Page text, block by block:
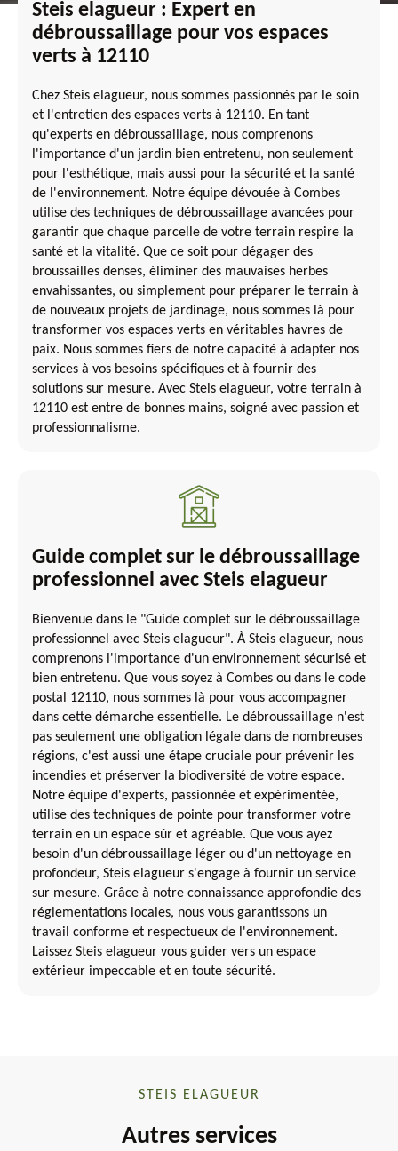
Steis elagueur : Expert en
débroussaillage pour vos espaces
verts à 12110
Chez Steis elagueur, nous sommes passionnés par le soin
et l'entretien des espaces verts à 12110. En tant
qu'experts en débroussaillage, nous comprenons
l'importance d'un jardin bien entretenu, non seulement
pour l'esthétique, mais aussi pour la sécurité et la santé
de l'environnement. Notre équipe dévouée à Combes
utilise des techniques de débroussaillage avancées pour
garantir que chaque parcelle de votre terrain respire la
santé et la vitalité. Que ce soit pour dégager des
broussailles denses, éliminer des mauvaises herbes
envahissantes, ou simplement pour préparer le terrain à
de nouveaux projets de jardinage, nous sommes là pour
transformer vos espaces verts en véritables havres de
paix. Nous sommes fiers de notre capacité à adapter nos
services à vos besoins spécifiques et à fournir des
solutions sur mesure. Avec Steis elagueur, votre terrain à
12110 est entre de bonnes mains, soigné avec passion et
professionnalisme.
Guide complet sur le débroussaillage
professionnel avec Steis elagueur
Bienvenue dans le "Guide complet sur le débroussaillage
professionnel avec Steis elagueur". À Steis elagueur, nous
comprenons l'importance d'un environnement sécurisé et
bien entretenu. Que vous soyez à Combes ou dans le code
postal 12110, nous sommes là pour vous accompagner
dans cette démarche essentielle. Le débroussaillage n'est
pas seulement une obligation légale dans de nombreuses
régions, c'est aussi une étape cruciale pour prévenir les
incendies et préserver la biodiversité de votre espace.
Notre équipe d'experts, passionnée et expérimentée,
utilise des techniques de pointe pour transformer votre
terrain en un espace sûr et agréable. Que vous ayez
besoin d'un débroussaillage léger ou d'un nettoyage en
profondeur, Steis elagueur s'engage à fournir un service
sur mesure. Grâce à notre connaissance approfondie des
réglementations locales, nous vous garantissons un
travail conforme et respectueux de l'environnement.
Laissez Steis elagueur vous guider vers un espace
extérieur impeccable et en toute sécurité.
STEIS ELAGUEUR
Autres services